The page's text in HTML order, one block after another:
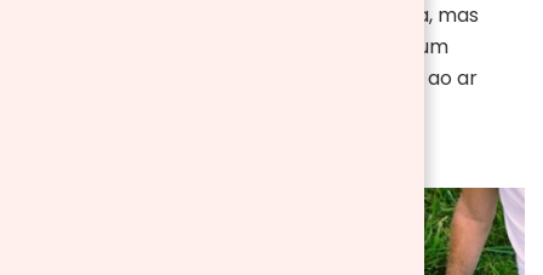
facilita o momento de desfrutar da comida, mas
também garante que seu piquenique seja um
momento agradável e sem preocupações ao ar